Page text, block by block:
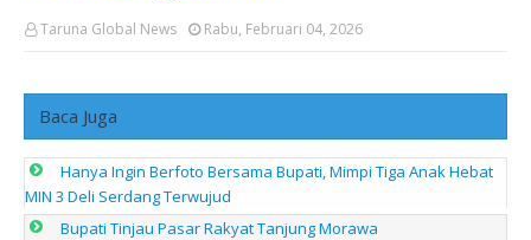
Taruna Global News Rabu, Februari 04, 2026
Baca Juga
Hanya Ingin Berfoto Bersama Bupati, Mimpi Tiga Anak Hebat
MIN 3 Deli Serdang Terwujud
Bupati Tinjau Pasar Rakyat Tanjung Morawa